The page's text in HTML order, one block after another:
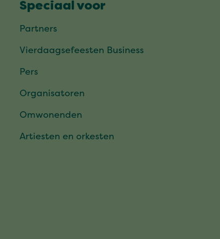
Speciaal voor
Partners
Vierdaagsefeesten Business
Pers
Organisatoren
Omwonenden
Artiesten en orkesten